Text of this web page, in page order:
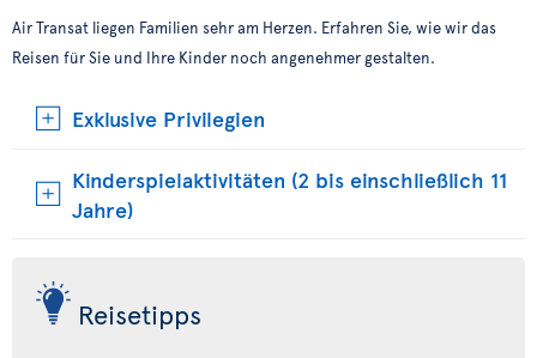
Air Transat liegen Familien sehr am Herzen. Erfahren Sie, wie wir das
Reisen für Sie und Ihre Kinder noch angenehmer gestalten.
Exklusive Privilegien
Kinderspielaktivitäten (2 bis einschließlich 11
Jahre)
Reisetipps